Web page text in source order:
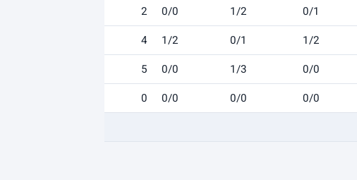
0/1
1/2
0/0
2
1/2
0/1
1/2
4
0/0
1/3
0/0
5
0/0
0/0
0/0
0